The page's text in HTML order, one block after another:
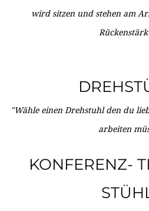
wird sitzen und stehen am
"Wähle einen Drehstuhl den du
arbeiten
KONFERENZ-